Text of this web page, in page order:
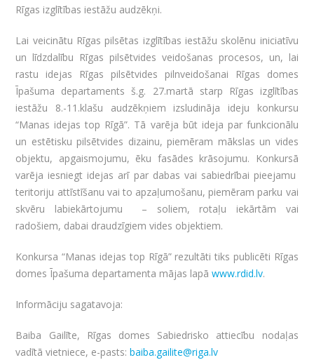
Rīgas izglītības iestāžu audzēkņi.
Lai veicinātu Rīgas pilsētas izglītības iestāžu skolēnu iniciatīvu
un līdzdalību Rīgas pilsētvides veidošanas procesos, un, lai
rastu idejas Rīgas pilsētvides pilnveidošanai Rīgas domes
Īpašuma departaments š.g. 27.martā starp Rīgas izglītības
iestāžu 8.-11.klašu audzēkņiem izsludināja ideju konkursu
“Manas idejas top Rīgā”. Tā varēja būt ideja par funkcionālu
un estētisku pilsētvides dizainu, piemēram mākslas un vides
objektu, apgaismojumu, ēku fasādes krāsojumu. Konkursā
varēja iesniegt idejas arī par dabas vai sabiedrībai pieejamu
teritoriju attīstīšanu vai to apzaļumošanu, piemēram parku vai
skvēru labiekārtojumu – soliem, rotaļu iekārtām vai
radošiem, dabai draudzīgiem vides objektiem.
Konkursa “Manas idejas top Rīgā” rezultāti tiks publicēti Rīgas
domes Īpašuma departamenta mājas lapāwww.rdid.lv.
Informāciju sagatavoja:
Baiba Gailīte, Rīgas domes Sabiedrisko attiecību nodaļas
vadītā vietniece, e-pasts:baiba.gailite@riga.lv